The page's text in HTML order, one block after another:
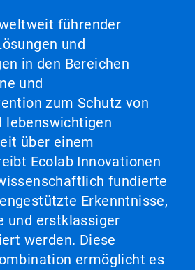
führender
und
in den Bereichen
und
zum Schutz von
lebenswichtigen
über einem
Ecolab Innovationen
fundierte
Erkenntnisse,
und erstklassiger
werden. Diese
ermöglicht es